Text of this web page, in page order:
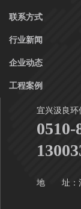
联系方式
行业新闻
企业动态
工程案例
宜兴汲良环
0510-
地 址：江